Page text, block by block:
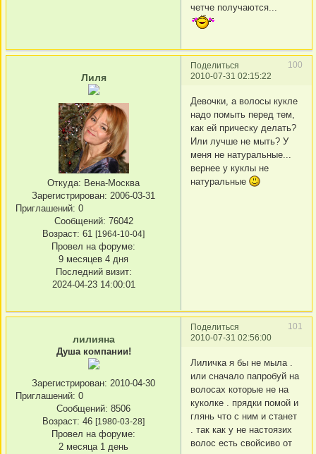
четче получаются...
Поделиться
100
2010-07-31 02:15:22
Лиля
Откуда: Вена-Москва
Зарегистрирован: 2006-03-31
Приглашений: 0
Сообщений: 76042
Возраст: 61 [1964-10-04]
Провел на форуме:
9 месяцев 4 дня
Последний визит:
2024-04-23 14:00:01
Девочки, а волосы кукле
надо помыть перед тем,
как ей прическу делать?
Или лучше не мыть? У
меня не натуральные...
вернее у куклы не
натуральные
Поделиться
101
2010-07-31 02:56:00
лилияна
Душа компании!
Зарегистрирован: 2010-04-30
Приглашений: 0
Сообщений: 8506
Возраст: 46 [1980-03-28]
Провел на форуме:
2 месяца 1 день
Лиличка я бы не мыла .
или сначало папробуй на
волосах которые не на
куколке . прядки помой и
глянь что с ним и станет
. так как у не настоязих
волос есть свойсиво от